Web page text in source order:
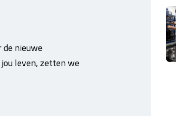
nieuwe
leven, zetten we